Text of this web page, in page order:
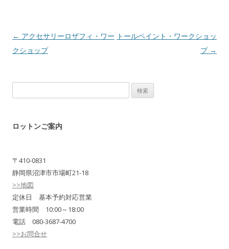
Post navigation
← アクセサリーロザフィ・ワー
クショップ
トールペイント・ワークショッ
プ →
索:
ロットンご案内
〒410-0831
静岡県沼津市市場町21-18
>>地図
定休日 基本予約対応営業
営業時間 10:00～18:00
電話 080-3687-4700
>>お問合せ